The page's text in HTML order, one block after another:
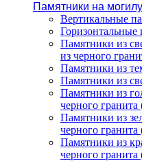
Памятники на
Вертикальные
Памятники из
из черного
Памятники из
Памятники из
Памятники из
черного гранита
Памятники из
черного гранита
Памятники из
черного гранита